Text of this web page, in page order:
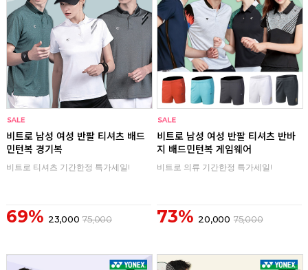
비트로 남성 여성 반팔 티셔츠 배드
민턴복 경기복
비트로 티셔츠 기간한정 특가세일!
69% 23,000 75,000
비트로 남성 여성 반팔 티셔츠 반바
지 배드민턴복 게임웨어
비트로 의류 기간한정 특가세일!
73% 20,000 75,000